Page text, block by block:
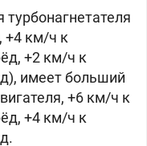
+4 км/ч к
+2 км/ч к
имеет больший
+6 км/ч к
+4 км/ч к